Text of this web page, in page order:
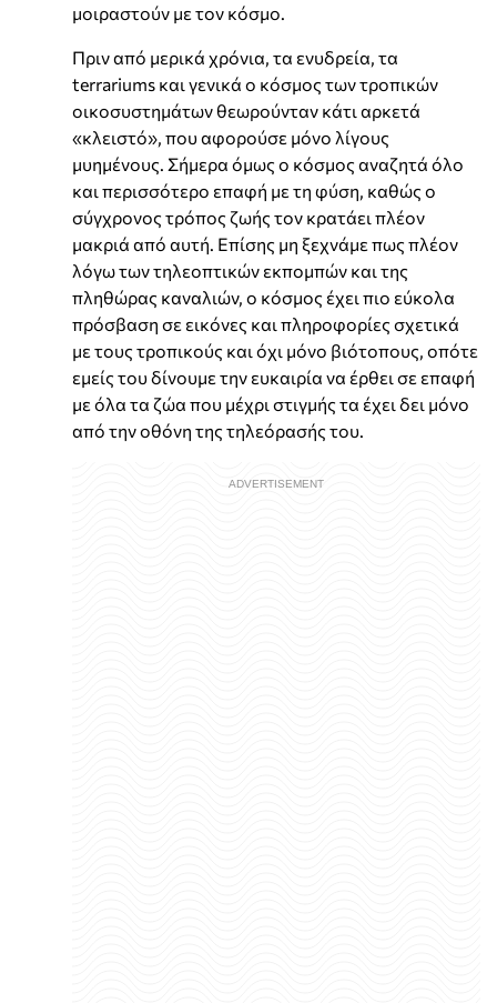
μοιραστούν με τον κόσμο.
Πριν από μερικά χρόνια, τα ενυδρεία, τα
terrariums και γενικά ο κόσμος των τροπικών
οικοσυστημάτων θεωρούνταν κάτι αρκετά
«κλειστό», που αφορούσε μόνο λίγους
μυημένους. Σήμερα όμως ο κόσμος αναζητά όλο
και περισσότερο επαφή με τη φύση, καθώς ο
σύγχρονος τρόπος ζωής τον κρατάει πλέον
μακριά από αυτή. Επίσης μη ξεχνάμε πως πλέον
λόγω των τηλεοπτικών εκπομπών και της
πληθώρας καναλιών, ο κόσμος έχει πιο εύκολα
πρόσβαση σε εικόνες και πληροφορίες σχετικά
με τους τροπικούς και όχι μόνο βιότοπους, οπότε
εμείς του δίνουμε την ευκαιρία να έρθει σε επαφή
με όλα τα ζώα που μέχρι στιγμής τα έχει δει μόνο
από την οθόνη της τηλεόρασής του.